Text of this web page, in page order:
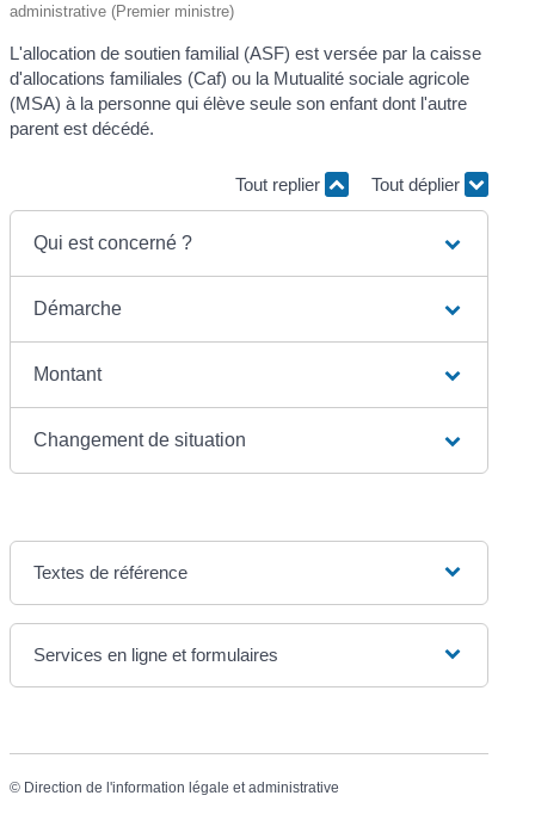
administrative (Premier ministre)
L'allocation de soutien familial (ASF) est versée par la caisse
d'allocations familiales (Caf) ou la Mutualité sociale agricole
(MSA) à la personne qui élève seule son enfant dont l'autre
parent est décédé.
Tout replier Tout déplier
Qui est concerné ?
Démarche
Montant
Changement de situation
Textes de référence
Services en ligne et formulaires
© Direction de l'information légale et administrative